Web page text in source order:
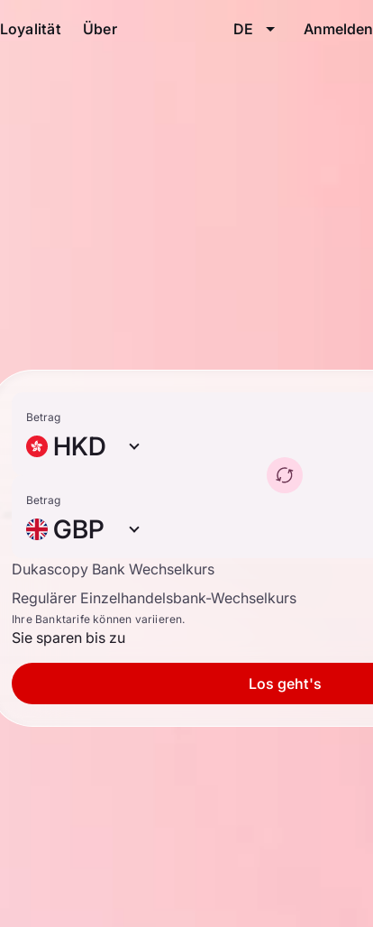
Loyalität Über DE Anmelden
Betrag
HKD
Betrag
GBP
Dukascopy Bank Wechselkurs
Regulärer Einzelhandelsbank-Wechselkurs
Ihre Banktarife können variieren.
Sie sparen bis zu
Los geht's